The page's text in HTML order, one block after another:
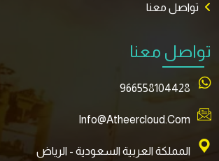
تواصل معنا
تواصل معنا
966558104428
Info@atheercloud.com
المملكة العربية السعودية - الرياض